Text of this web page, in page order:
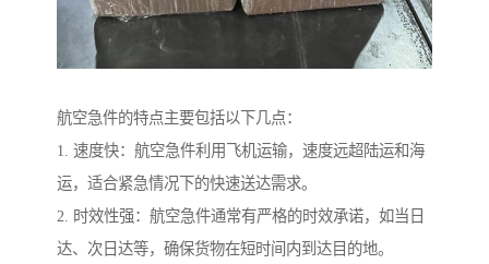
航空急件的特点主要包括以下几点：
1. 速度快：航空急件利用飞机运输，速度远超陆运和海
运，适合紧急情况下的快速送达需求。
2. 时效性强：航空急件通常有严格的时效承诺，如当日
达、次日达等，确保货物在短时间内到达目的地。